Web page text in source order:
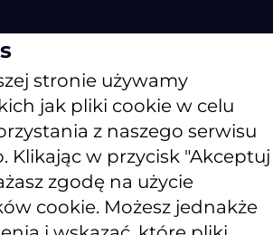
stronie używamy
jak pliki cookie w celu
z naszego serwisu
Klikając w przycisk "Akceptuj
zgodę na użycie
cookie. Możesz jednakże